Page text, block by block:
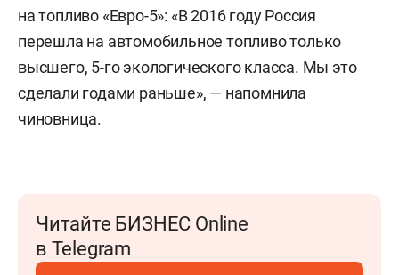
на топливо «Евро-5»: «В 2016 году Россия
перешла на автомобильное топливо только
высшего, 5-го экологического класса. Мы это
сделали годами раньше», — напомнила
чиновница.
Читайте БИЗНЕС Online
в Telegram